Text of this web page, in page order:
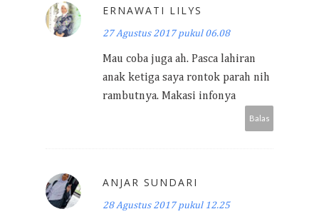
ERNAWATI LILYS
27 Agustus 2017 pukul 06.08
Mau coba juga ah. Pasca lahiran
anak ketiga saya rontok parah nih
rambutnya. Makasi infonya
Balas
ANJAR SUNDARI
28 Agustus 2017 pukul 12.25